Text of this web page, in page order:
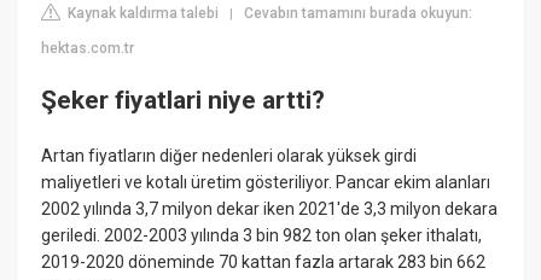
Kaynak kaldırma talebi |Cevabın tamamını burada okuyun:
hektas.com.tr
Şeker fiyatlari niye artti?
Artan fiyatların diğer nedenleri olarak yüksek girdi
maliyetleri ve kotalı üretim gösteriliyor. Pancar ekim alanları
2002 yılında 3,7 milyon dekar iken 2021'de 3,3 milyon dekara
geriledi. 2002-2003 yılında 3 bin 982 ton olan şeker ithalatı,
2019-2020 döneminde 70 kattan fazla artarak 283 bin 662